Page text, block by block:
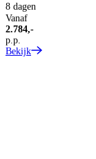
8 dagen
Vanaf
2.784,-
p.p.
Bekijk